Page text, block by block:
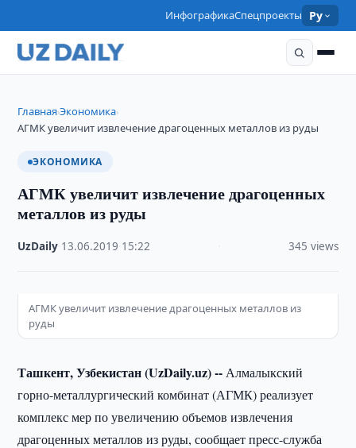
ИнфографикаСпецпроекты Ру
Главная›Экономика›
АГМК увеличит извлечение драгоценных металлов из руды
ЭКОНОМИКА
АГМК увеличит извлечение драгоценных
металлов из руды
UzDaily 13.06.2019 15:22 345 views
АГМК увеличит извлечение драгоценных металлов из
руды
Ташкент, Узбекистан (UzDaily.uz) --Алмалыкский
горно-металлургический комбинат (АГМК) реализует
комплекс мер по увеличению объемов извлечения
драгоценных металлов из руды, сообщает пресс-служба